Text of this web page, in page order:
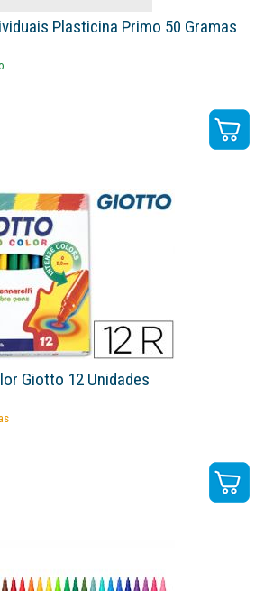
Plasticina Primo 50 Gramas
Giotto 12 Unidades